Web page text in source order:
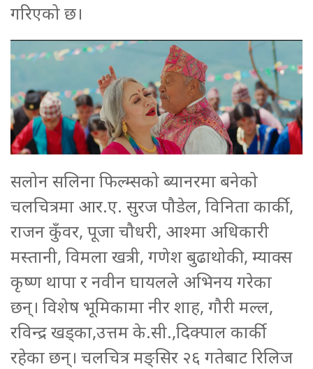
गरिएको छ।
सलोन सलिना फिल्म्सको ब्यानरमा बनेको
चलचित्रमा आर.ए. सुरज पौडेल, विनिता कार्की,
राजन कुँवर, पूजा चौधरी, आश्मा अधिकारी
मस्तानी, विमला खत्री, गणेश बुढाथोकी, म्याक्स
कृष्ण थापा र नवीन घायलले अभिनय गरेका
छन्। विशेष भूमिकामा नीर शाह, गौरी मल्ल,
रविन्द्र खड्का,उत्तम के.सी.,दिक्पाल कार्की
रहेका छन्। चलचित्र मङ्सिर २६ गतेबाट रिलिज